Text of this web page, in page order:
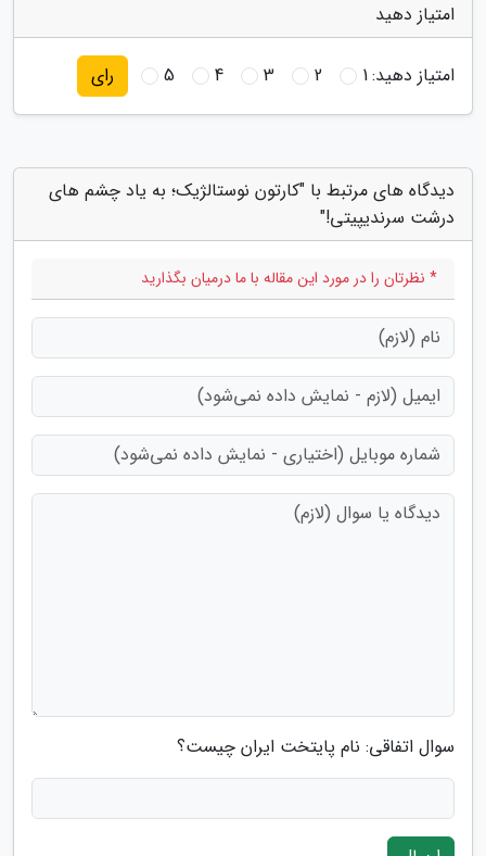
امتیاز دهید
امتیاز دهید:1
2
3
4
5 رای
دیدگاه های مرتبط با "کارتون نوستالژیک؛ به یاد چشم های
درشت سرندیپیتی!"
* نظرتان را در مورد این مقاله با ما درمیان بگذارید
سوال اتفاقی: نام پایتخت ایران چیست؟